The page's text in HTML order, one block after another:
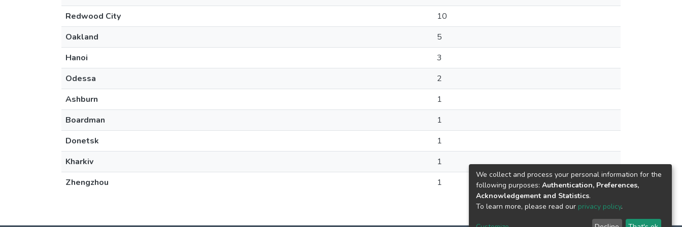
Redwood City
10
Oakland
5
Hanoi
3
Odessa
2
Ashburn
1
Boardman
1
Donetsk
1
Kharkiv
1
Zhengzhou
1
We collect and process your personal information for the
following purposes: Authentication, Preferences,
Acknowledgement and Statistics.
To learn more, please read our privacy policy.